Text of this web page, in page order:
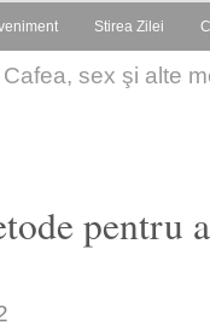
Stirea Zilei
Cafea, sex şi alte
pentru